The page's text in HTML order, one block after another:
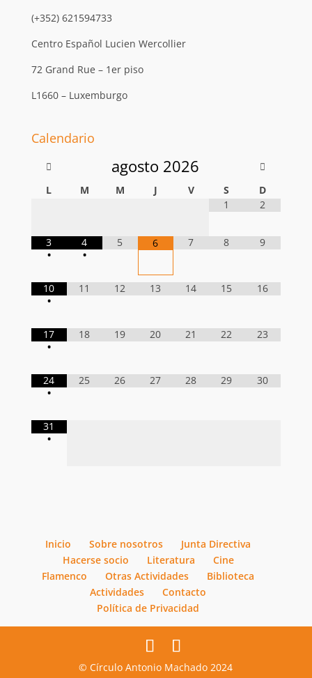
(+352) 621594733
Centro Español Lucien Wercollier
72 Grand Rue – 1er piso
L1660 – Luxemburgo
Calendario
agosto 2026
L M M J V S
D
1
2
3
•
4
•
5 6 7 8 9
10
•
11 12 13 14 15 16
17
•
18 19 20 21 22 23
24
•
25 26 27 28 29 30
31
•
Inicio Sobre nosotros
Junta Directiva
Hacerse socio
Literatura
Cine
Flamenco
Otras Actividades
Biblioteca
Actividades
Contacto
Política de Privacidad
© Círculo Antonio Machado 2024